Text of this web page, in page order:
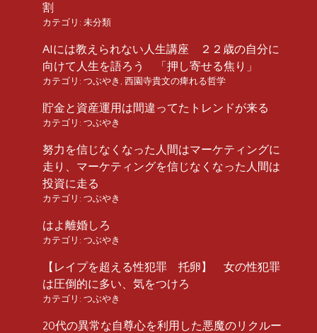
割
カテゴリ: 未分類
AIには教えられない人生講座 ２２歳の自分に
向けて人生を語ろう 「押し寄せる焦り」
カテゴリ: つぶやき 西園寺貴文の痺れる哲学
貯金と資産運用は間違ってたトレンドが来る
カテゴリ: つぶやき
努力を信じなくなった人間はマーケティングに
走り、マーケティングを信じなくなった人間は
投資に走る
カテゴリ: つぶやき
はよ離婚しろ
カテゴリ: つぶやき
【レイプを超える性犯罪 托卵】 女の性犯罪
は圧倒的に多い、気をつけろ
カテゴリ: つぶやき
20代の異常な自尊心を利用した悪魔のリクルー